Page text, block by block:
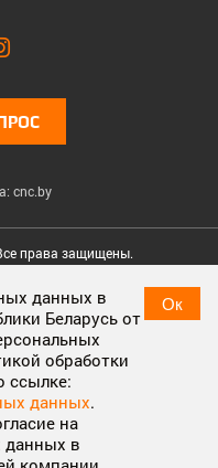
данных в
Беларусь от
обработки
ссылке:
данных.
на
данных в
Ок
cnc.by
права защищены.
carts and to personalize
parts of our websites
the effectiveness of ads
into user behavior so we
products.